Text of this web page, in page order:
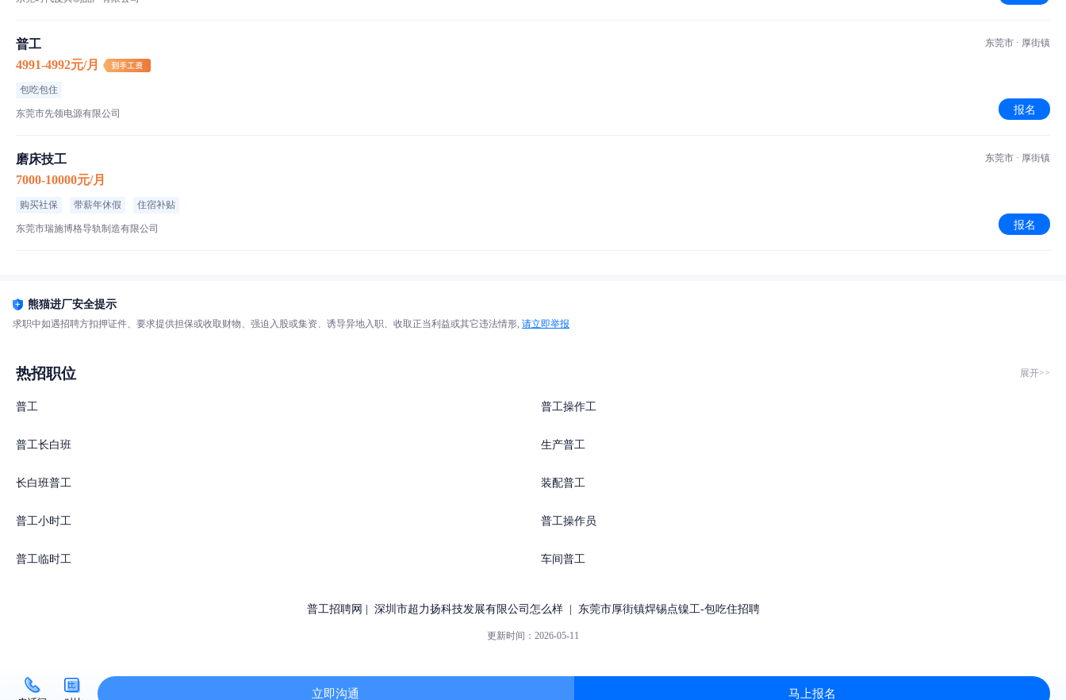
普工
4991-4992元/月
包吃包住
东莞市先领电源有限公司
东莞市 · 厚街镇
报名
磨床技工
7000-10000元/月
购买社保 带薪年休假 住宿补贴
东莞市瑞施博格导轨制造有限公司
东莞市 · 厚街镇
报名
熊猫进厂安全提示
求职中如遇招聘方扣押证件、要求提供担保或收取财物、强迫入股或集资、诱导异地入职、收取正当利益或其它违法情形, 请立即举报
热招职位 展开>>
普工 普工操作工
普工长白班 生产普工
长白班普工 装配普工
普工小时工 普工操作员
普工临时工 车间普工
普工招聘网 深圳市超力扬科技发展有限公司怎么样| 东莞市厚街镇焊锡点镍工-包吃住招聘
更新时间： 2026-05-11
立即沟通 马上报名